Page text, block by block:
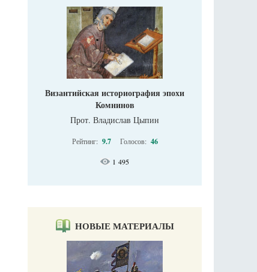
Византийская историография эпохи
Комнинов
Прот. Владислав Цыпин
Рейтинг: 9.7 Голосов: 46
1 495
НОВЫЕ МАТЕРИАЛЫ